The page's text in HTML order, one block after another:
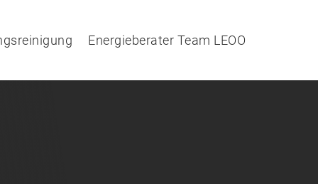
Energieberater Team LEOO